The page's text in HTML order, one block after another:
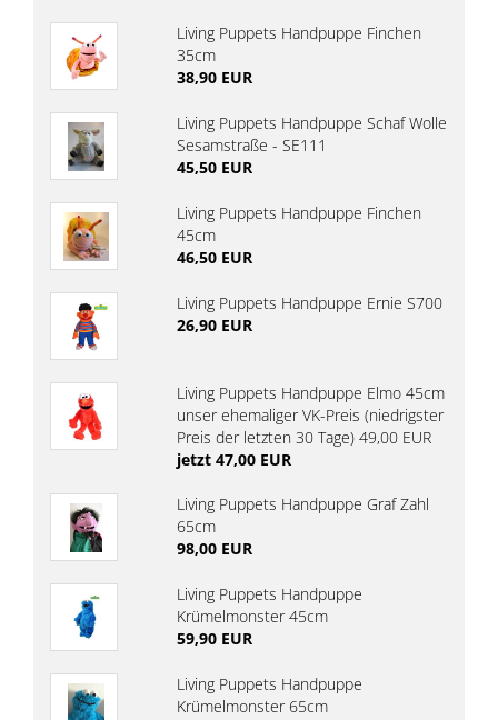
Living Puppets Handpuppe Finchen
35cm
38,90 EUR
Living Puppets Handpuppe Schaf Wolle
Sesamstraße - SE111
45,50 EUR
Living Puppets Handpuppe Finchen
45cm
46,50 EUR
Living Puppets Handpuppe Ernie S700
26,90 EUR
Living Puppets Handpuppe Elmo 45cm
unser ehemaliger VK-Preis (niedrigster
Preis der letzten 30 Tage) 49,00 EUR
jetzt 47,00 EUR
Living Puppets Handpuppe Graf Zahl
65cm
98,00 EUR
Living Puppets Handpuppe
Krümelmonster 45cm
59,90 EUR
Living Puppets Handpuppe
Krümelmonster 65cm